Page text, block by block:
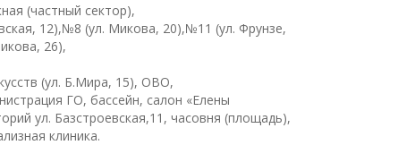
(частный сектор),
12),№8 (ул. Микова, 20),№11 (ул. Фрунзе,
26),
(ул. Б.Мира, 15), ОВО,
ГО, бассейн, салон «Елены
ул. Базстроевская,11, часовня (площадь),
клиника.